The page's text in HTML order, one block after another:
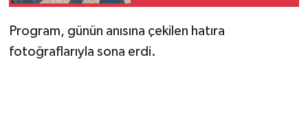
Program, günün anısına çekilen hatıra
fotoğraflarıyla sona erdi.